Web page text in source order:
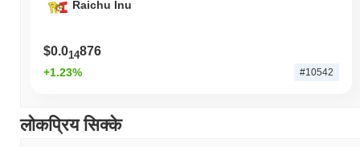
Raichu Inu
$0.014876
+1.23% #10542
लोकप्रिय सिक्के